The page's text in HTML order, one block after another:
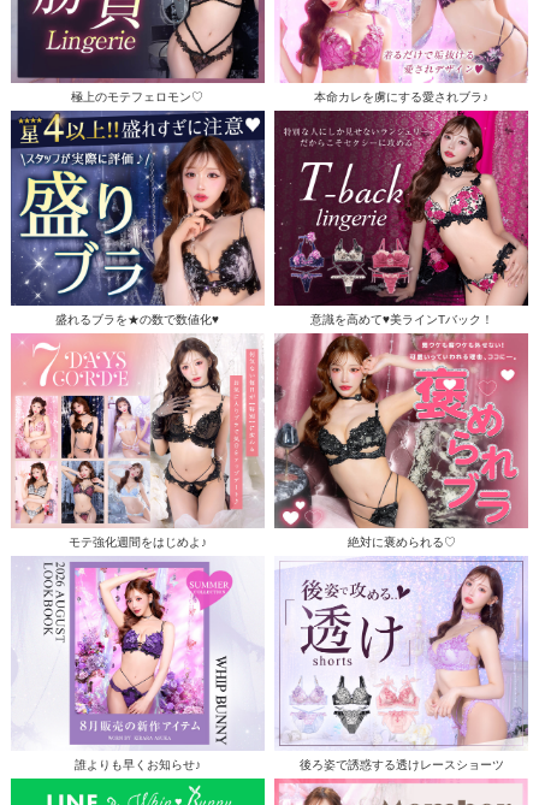
極上のモテフェロモン♡ 本命カレを虜にする愛されブラ♪
盛れるブラを★の数で数値化♥ 意識を高めて♥美ラインTバック！
モテ強化週間をはじめよ♪ 絶対に褒められる♡
誰よりも早くお知らせ♪ 後ろ姿で誘惑する透けレースショーツ